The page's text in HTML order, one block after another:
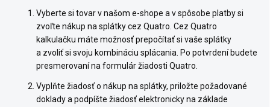
Vyberte si tovar v našom e-shope a v spôsobe platby si
zvoľte nákup na splátky cez Quatro. Cez Quatro
kalkulačku máte možnosť prepočítať si vaše splátky
a zvoliť si svoju kombináciu splácania. Po potvrdení budete
presmerovaní na formulár žiadosti Quatro.
Vyplňte žiadosť o nákup na splátky, priložte požadované
doklady a podpíšte žiadosť elektronicky na základe